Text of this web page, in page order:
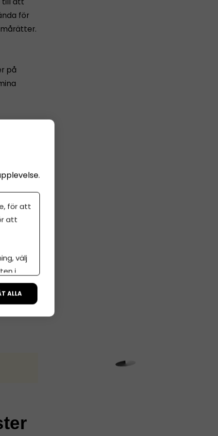
för
på
för att
att
välj
i
ALLA